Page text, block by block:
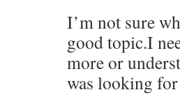
I’m not sure
good topic.I
more or
was looking